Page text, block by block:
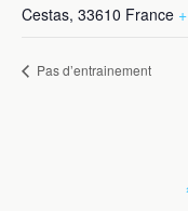
Cestas, 33610 France
Pas d’entrainement